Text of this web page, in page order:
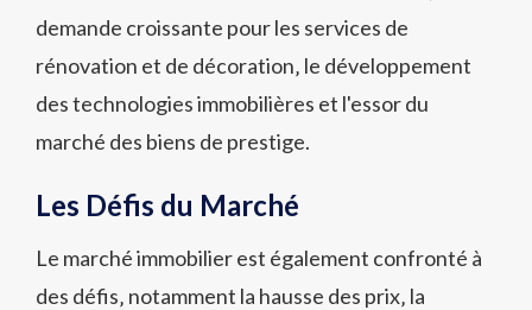
demande croissante pour les services de
rénovation et de décoration‚ le développement
des technologies immobilières et l'essor du
marché des biens de prestige.
Les Défis du Marché
Le marché immobilier est également confronté à
des défis‚ notamment la hausse des prix‚ la